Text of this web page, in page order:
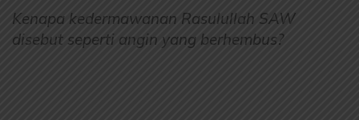
Kenapa kedermawanan Rasulullah SAW
disebut seperti angin yang berhembus?